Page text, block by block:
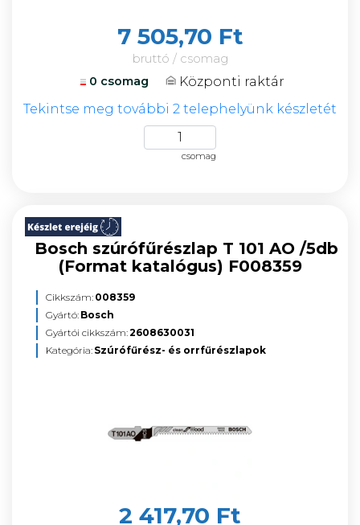
7 505,70 Ft
bruttó / csomag
0 csomag
Központi raktár
Tekintse meg további 2 telephelyünk készletét
csomag
Bosch szúrófűrészlap T 101 AO /5db
(Format katalógus) F008359
Cikkszám: 008359
Gyártó: Bosch
Gyártói cikkszám:2608630031
Kategória: Szúrófűrész- és orrfűrészlapok
2 417,70 Ft